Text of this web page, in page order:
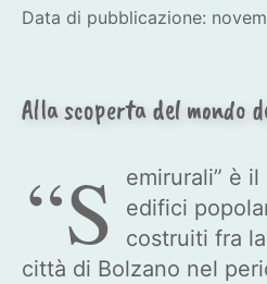
Data di pubblicazione:
Alla scoperta del mondo
“S
emirurali” è
edifici
costruiti fra
città di Bolzano nel